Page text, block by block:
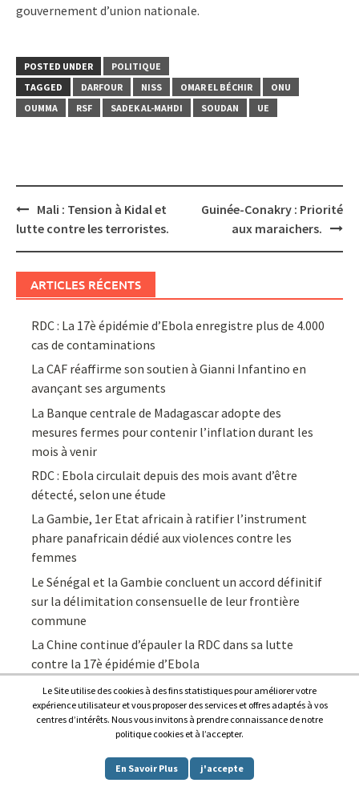
gouvernement d’union nationale.
POSTED UNDER
POLITIQUE
TAGGED
DARFOUR NISS OMAR EL BÉCHIR
ONU
OUMMA
RSF SADEK AL-MAHDI SOUDAN UE
Post
navigation
Mali : Tension à Kidal et
lutte contre les terroristes.
Guinée-Conakry : Priorité
aux maraichers.
ARTICLES RÉCENTS
RDC : La 17è épidémie d’Ebola enregistre plus de 4.000
cas de contaminations
La CAF réaffirme son soutien à Gianni Infantino en
avançant ses arguments
La Banque centrale de Madagascar adopte des
mesures fermes pour contenir l’inflation durant les
mois à venir
RDC : Ebola circulait depuis des mois avant d’être
détecté, selon une étude
La Gambie, 1er Etat africain à ratifier l’instrument
phare panafricain dédié aux violences contre les
femmes
Le Sénégal et la Gambie concluent un accord définitif
sur la délimitation consensuelle de leur frontière
commune
La Chine continue d’épauler la RDC dans sa lutte
contre la 17è épidémie d’Ebola
Afrique7, l’info du continent en continu
Proudly powered by WordPress.| Theme: Awaken by
Le Site utilise des cookies à des fins statistiques pour améliorer votre
expérience utilisateur et vous proposer des services et offres adaptés à vos
centres d’intérêts. Nous vous invitons à prendre connaissance de notre
politique cookies et à l’accepter.
En Savoir Plus j'accepte